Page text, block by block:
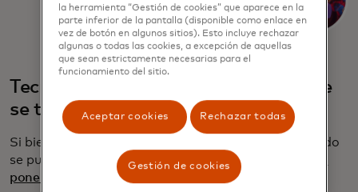
Tecnología de sostenibilidad: porque
se trata de nosotros
Si bien la huella ambiental de la tecnología a menudo
se puede barrer debajo de la alfombra,
pone al frente y al centro
. Desde innovaciones en
la herramienta “Gestión de cookies” que aparece en la
parte inferior de la pantalla (disponible como enlace en
vez de botón en algunos sitios). Esto incluye rechazar
algunas o todas las cookies, a excepción de aquellas
que sean estrictamente necesarias para el
funcionamiento del sitio.
Aceptar cookies Rechazar todas
Gestión de cookies